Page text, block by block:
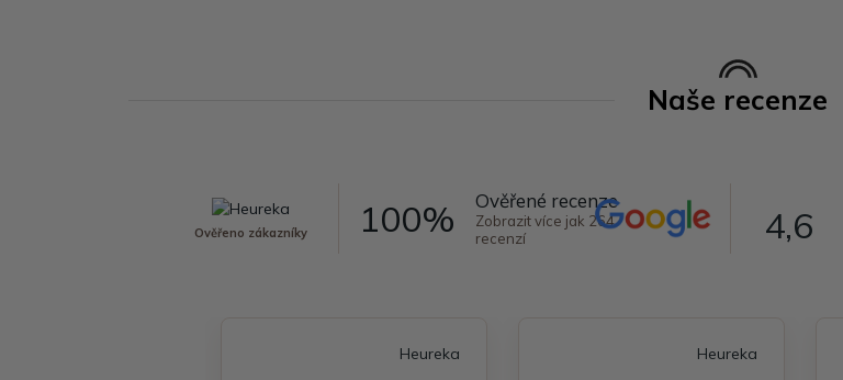
Naše recenze
Ověřeno zákazníky 100% Ověřené recenze
Zobrazit více jak 264
recenzí
4,6
Heureka Heureka